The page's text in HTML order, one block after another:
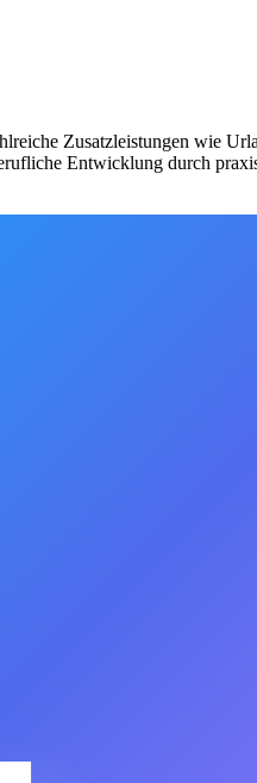
Zusatzleistungen wie
Entwicklung durch